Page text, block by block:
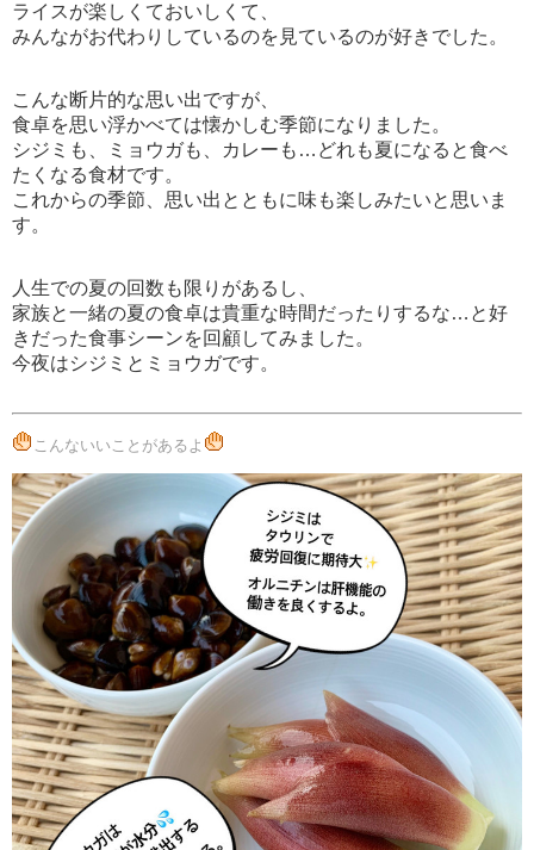
ライスが楽しくておいしくて、
みんながお代わりしているのを見ているのが好きでした。
こんな断片的な思い出ですが、
食卓を思い浮かべては懐かしむ季節になりました。
シジミも、ミョウガも、カレーも…どれも夏になると食べ
たくなる食材です。
これからの季節、思い出とともに味も楽しみたいと思いま
す。
人生での夏の回数も限りがあるし、
家族と一緒の夏の食卓は貴重な時間だったりするな…と好
きだった食事シーンを回顧してみました。
今夜はシジミとミョウガです。
こんないいことがあるよ